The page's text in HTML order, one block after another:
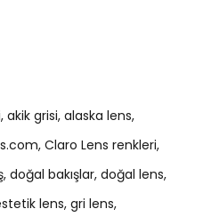
akik grisi alaska lens
Claro Lens renkleri
doğal bakışlar doğal lens
lens gri lens